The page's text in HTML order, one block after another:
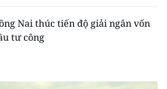
Nai thúc tiến độ giải ngân vốn
tư công